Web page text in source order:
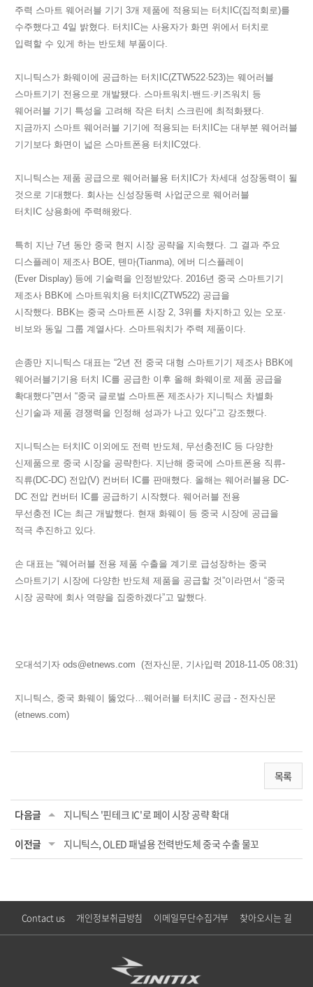
주력 스마트 웨어러블 기기 3개 제품에 적용되는 터치 IC(집적회로)를
수주했다고 4일 밝혔다. 터치 IC는 사용자가 화면 위에서 터치로
입력할 수 있게 하는 반도체 부품이다.
지니틱스가 화웨이에 공급하는 터치 IC(ZTW522·523)는 웨어러블
스마트기기 전용으로 개발됐다. 스마트워치·밴드·키즈워치 등
웨어러블 기기 특성을 고려해 작은 터치 스크린에 최적화됐다.
지금까지 스마트 웨어러블 기기에 적용되는 터치 IC는 대부분 웨어러블
기기보다 화면이 넓은 스마트폰용 터치 IC였다.
지니틱스는 제품 공급으로 웨어러블용 터치 IC가 차세대 성장동력이 될
것으로 기대했다. 회사는 신성장동력 사업군으로 웨어러블
터치 IC 상용화에 주력해왔다.
특히 지난 7년 동안 중국 현지 시장 공략을 지속했다. 그 결과 주요
디스플레이 제조사 BOE, 톈마(Tianma), 에버 디스플레이
(Ever Display) 등에 기술력을 인정받았다. 2016년 중국 스마트기기
제조사 BBK에 스마트워치용 터치 IC(ZTW522) 공급을
시작했다. BBK는 중국 스마트폰 시장 2, 3위를 차지하고 있는 오포·
비보와 동일 그룹 계열사다. 스마트워치가 주력 제품이다.
손종만 지니틱스 대표는 “2년 전 중국 대형 스마트기기 제조사 BBK에
웨어러블기기용 터치
IC를 공급한 이후 올해 화웨이로 제품 공급을
확대했다”면서 “중국 글로벌 스마트폰 제조사가 지니틱스 차별화
신기술과 제품 경쟁력을 인정해 성과가 나고 있다”고 강조했다.
지니틱스는 터치 IC 이외에도 전력 반도체, 무선충전 IC 등 다양한
신제품으로 중국 시장을 공략한다. 지난해 중국에 스마트폰용 직류-
직류(DC-DC) 전압(V) 컨버터 IC를 판매했다. 올해는 웨어러블용 DC-
DC 전압 컨버터 IC를 공급하기 시작했다. 웨어러블 전용
무선충전
IC는 최근 개발했다. 현재 화웨이 등 중국 시장에 공급을
적극 추진하고 있다.
손 대표는 “웨어러블 전용 제품 수출을 계기로 급성장하는 중국
스마트기기 시장에 다양한 반도체 제품을 공급할 것”이라면서 “중국
시장 공략에 회사 역량을 집중하겠다”고 말했다.
오대석기자 ods@etnews.com (전자신문, 기사입력 2018-11-05 08:31)
지니틱스, 중국 화웨이 뚫었다…웨어러블 터치IC 공급 - 전자신문
(etnews.com)
목록
다음글 지니틱스 '핀테크 IC'로 페이 시장 공략 확대
이전글 지니틱스, OLED 패널용 전력반도체 중국 수출 물꼬
Contact us 개인정보취급방침 이메일무단수집거부 찾아오시는 길